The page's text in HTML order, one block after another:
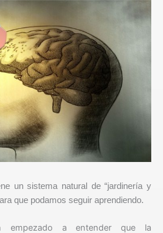
un sistema natural de “jardinería y
que podamos seguir aprendiendo.
empezado a entender que la